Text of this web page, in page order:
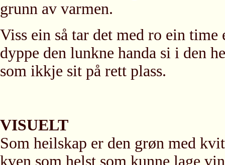
grunn av varmen.
Viss ein så tar det med ro ein
dyppe den lunkne handa si i den
som ikkje sit på rett plass.
VISUELT
Som heilskap er den grøn med
kven som helst som kunne lage